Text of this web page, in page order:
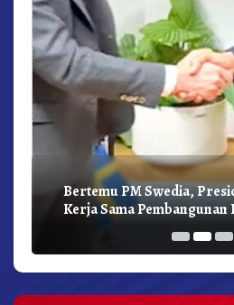
Bertemu PM Swedia,
Kerja Sama Pembangunan